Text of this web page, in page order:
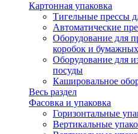
Картонная упаковка
Тигельные прессы
Автоматические
Оборудование для
коробок и
Оборудование для
посуды
Кашировальное
Весь раздел
Фасовка и упаковка
Горизонтальные
Вертикальные